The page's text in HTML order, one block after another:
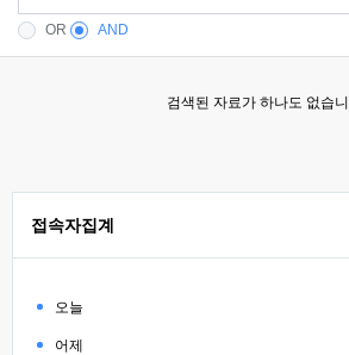
OR AND
검색된 자료가 하나도 없습
접속자집계
오늘
어제